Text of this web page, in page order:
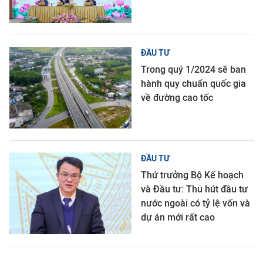
ĐẦU TƯ
Trong quý 1/2024 sẽ ban
hành quy chuẩn quốc gia
về đường cao tốc
ĐẦU TƯ
Thứ trưởng Bộ Kế hoạch
và Đầu tư: Thu hút đầu tư
nước ngoài có tỷ lệ vốn và
dự án mới rất cao